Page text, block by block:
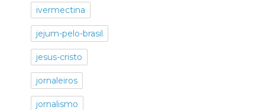
ivermectina
jejum-pelo-brasil
jesus-cristo
jornaleiros
jornalismo